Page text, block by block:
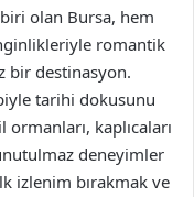
olan Bursa, hem
romantik
bir destinasyon.
tarihi dokusunu
kaplıcaları
deneyimler
izlenim bırakmak ve